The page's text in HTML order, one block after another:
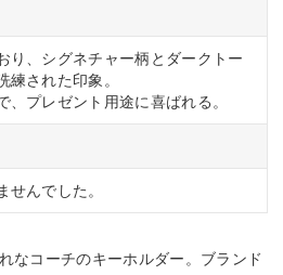
り、シグネチャー柄とダークトー
練された印象。
、プレゼント用途に喜ばれる。
せんでした。
なコーチのキーホルダー。ブランド